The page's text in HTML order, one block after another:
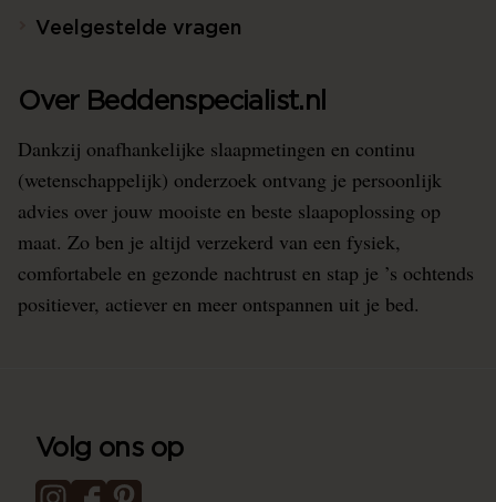
Veelgestelde vragen
Over Beddenspecialist.nl
Dankzij onafhankelijke slaapmetingen en continu
(wetenschappelijk) onderzoek ontvang je persoonlijk
advies over jouw mooiste en beste slaapoplossing op
maat. Zo ben je altijd verzekerd van een fysiek,
comfortabele en gezonde nachtrust en stap je ’s ochtends
positiever, actiever en meer ontspannen uit je bed.
Volg ons op